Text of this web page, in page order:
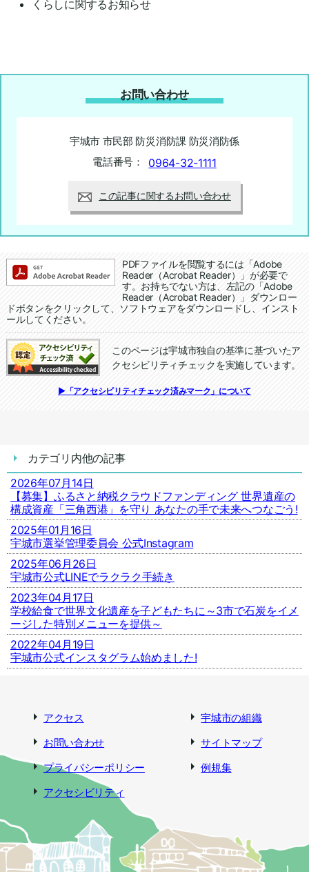
くらしに関するお知らせ
お問い合わせ
宇城市 市民部 防災消防課 防災消防係
電話番号：
0964-32-1111
この記事に関するお問い合わせ
追加情報：PDFファイルPDFファイルを閲覧するには「Adobe
Reader（Acrobat Reader）」が必要で
す。お持ちでない方は、左記の「Adobe
Reader（Acrobat Reader）」ダウンロー
ドボタンをクリックして、ソフトウェアをダウンロードし、インスト
ールしてください。
追加情報：アクセシビリティチェック
このページは宇城市独自の基準に基づいたア
クセシビリティチェックを実施しています。
▶「アクセシビリティチェック済みマーク」について
カテゴリ内他の記事
2026年07月14日
【募集】ふるさと納税クラウドファンディング 世界遺産の
構成資産「三角西港」を守り あなたの手で未来へつなごう!
2025年01月16日
宇城市選挙管理委員会 公式Instagram
2025年06月26日
宇城市公式LINEでラクラク手続き
2023年04月17日
学校給食で世界文化遺産を子どもたちに～3市で石炭をイメ
ージした特別メニューを提供～
2022年04月19日
宇城市公式インスタグラム始めました!
アクセス
宇城市の組織
お問い合わせ
サイトマップ
プライバシーポリシー
例規集
アクセシビリティ